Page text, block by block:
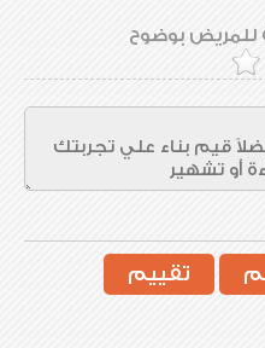
للمريض بوضوح
تقييم